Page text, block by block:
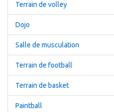
Terrain de volley
Dojo
Salle de musculation
Terrain de football
Terrain de basket
Paintball